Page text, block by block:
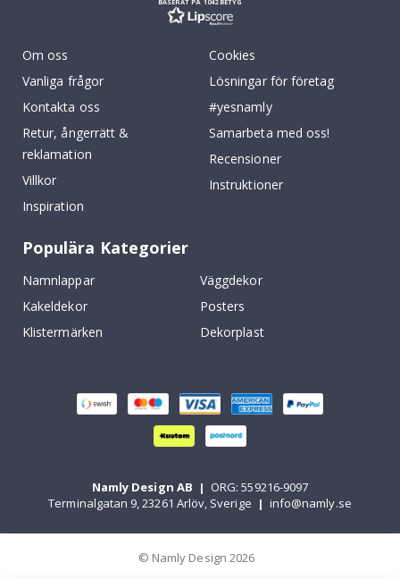
BASERAT PÅ 1042 BETYG
Om oss
Vanliga frågor
Kontakta oss
Retur, ångerrätt &
reklamation
Villkor
Inspiration
Cookies
Lösningar för företag
#yesnamly
Samarbeta med oss!
Recensioner
Instruktioner
Populära Kategorier
Namnlappar
Väggdekor
Kakeldekor
Posters
Klistermärken
Dekorplast
Namly Design AB | ORG: 559216-9097
Terminalgatan 9, 23261 Arlöv, Sverige | info@namly.se
© Namly Design 2026